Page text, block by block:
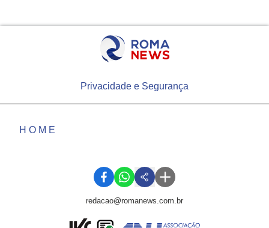
Privacidade e Segurança
HOME
redacao@romanews.com.br